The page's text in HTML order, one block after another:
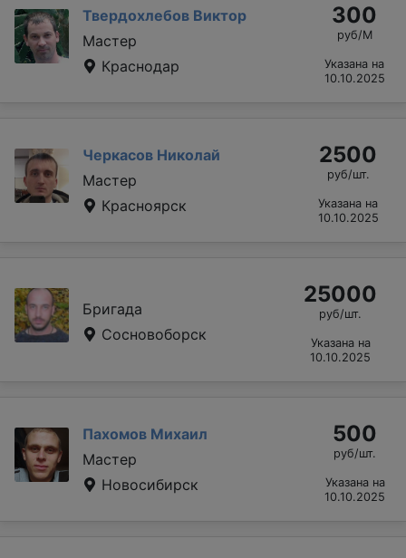
Твердохлебов Виктор
Мастер
Краснодар
300
руб/М
Указана на
10.10.2025
Черкасов Николай
Мастер
Красноярск
2500
руб/шт.
Указана на
10.10.2025
Бригада
Сосновоборск
25000
руб/шт.
Указана на
10.10.2025
Пахомов Михаил
Мастер
Новосибирск
500
руб/шт.
Указана на
10.10.2025